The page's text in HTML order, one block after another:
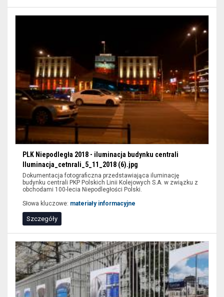
PLK Niepodległa 2018 - iluminacja budynku centrali
Iluminacja_cetnrali_5_11_2018 (6).jpg
Dokumentacja fotograficzna przedstawiająca iluminację
budynku centrali PKP Polskich Linii Kolejowych S.A. w związku z
obchodami 100-lecia Niepodległości Polski.
Słowa kluczowe: materiały informacyjne
Szczegóły